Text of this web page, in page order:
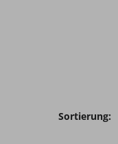
Sortierung: